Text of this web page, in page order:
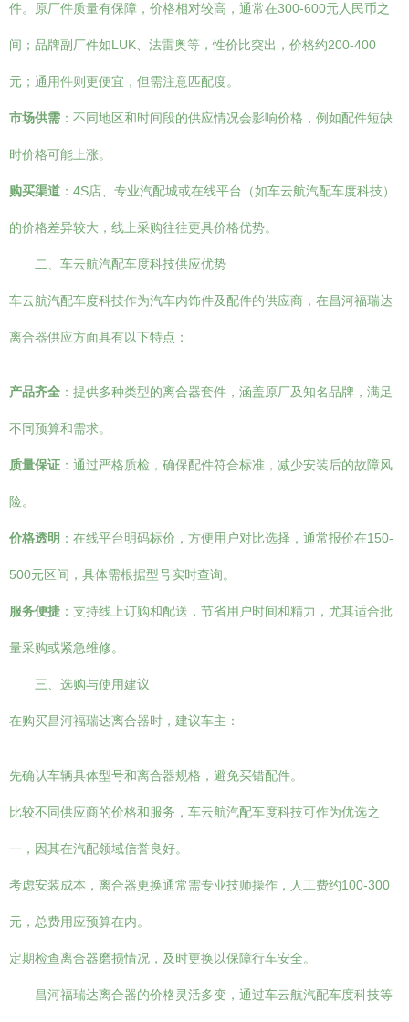
件。原厂件质量有保障，价格相对较高，通常在300-600元人民币之
间；品牌副厂件如LUK、法雷奥等，性价比突出，价格约200-400
元；通用件则更便宜，但需注意匹配度。
市场供需 ：不同地区和时间段的供应情况会影响价格，例如配件短缺
时价格可能上涨。
购买渠道 ：4S店、专业汽配城或在线平台（如车云航汽配车度科技）
的价格差异较大，线上采购往往更具价格优势。
二、车云航汽配车度科技供应优势
车云航汽配车度科技作为汽车内饰件及配件的供应商，在昌河福瑞达
离合器供应方面具有以下特点：
产品齐全 ：提供多种类型的离合器套件，涵盖原厂及知名品牌，满足
不同预算和需求。
质量保证 ：通过严格质检，确保配件符合标准，减少安装后的故障风
险。
价格透明 ：在线平台明码标价，方便用户对比选择，通常报价在150-
500元区间，具体需根据型号实时查询。
服务便捷 ：支持线上订购和配送，节省用户时间和精力，尤其适合批
量采购或紧急维修。
三、选购与使用建议
在购买昌河福瑞达离合器时，建议车主：
先确认车辆具体型号和离合器规格，避免买错配件。
比较不同供应商的价格和服务，车云航汽配车度科技可作为优选之
一，因其在汽配领域信誉良好。
考虑安装成本，离合器更换通常需专业技师操作，人工费约100-300
元，总费用应预算在内。
定期检查离合器磨损情况，及时更换以保障行车安全。
昌河福瑞达离合器的价格灵活多变，通过车云航汽配车度科技等